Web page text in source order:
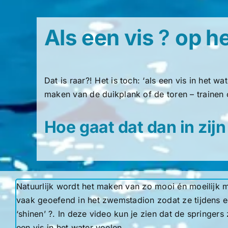
Als een vis ? op
Dat is raar?! Het is toch: ‘als een vis in het
maken van de duikplank of de toren – trainen
Hoe gaat dat dan in
Natuurlijk wordt het maken van zo mooi én moeilijk
vaak geoefend in het zwemstadion zodat ze tijdens
‘shinen’ ?. In deze video kun je zien dat de